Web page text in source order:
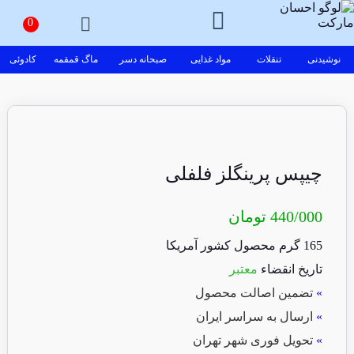
نوشیدنی تنقلات مواد غذایی صبحانه دسر ماگ قمقمه کادوئی
چیپس پرینگلز فلفلی
440/000 تومان
165 گرم محصول کشور آمریکا
تاریخ انقضاء معتبر
» تضمین اصالت محصول
» ارسال به سراسر ایران
» تحویل فوری شهر تهران